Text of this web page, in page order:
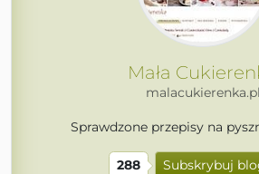
Mała
malacukierenka.pl
Sprawdzone przepisy na
288 Subskrybuj